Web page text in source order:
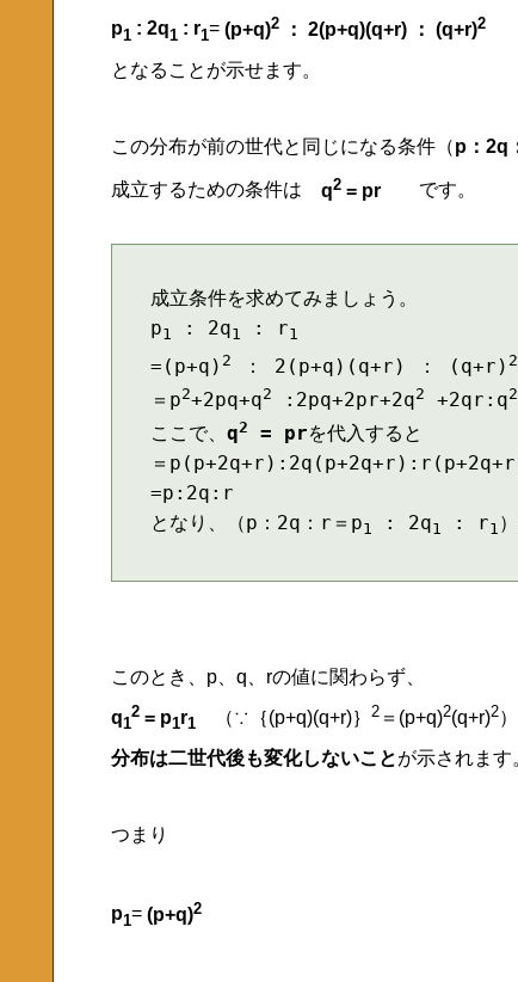
p1 : 2q1 : r1= (p+q)2 ： 2(p+q)(q+r) ： (q+r)2
となることが示せます。
この分布が前の世代と同じになる条件（p：2q
成立するための条件は q2 = pr です。
成立条件を求めてみましょう。
p1 : 2q1 : r1
=(p+q) 2 ： 2(p+q)(q+r) ： (q+r) 2
＝p2+2pq+q2 :2pq+2pr+2q2 +2qr:q2
ここで、 q2 = prを代入すると
＝
=p:2q:r
となり、（p：2q：r＝p1 : 2q1 : r1
このとき、p、q、rの値に関わらず、
q1
2 = p1r1 （∵｛(p+q)(q+r)｝ 2 ＝(p+q)2(q+r)2
分布は二世代後も変化しないことが示されます
つまり
p1= (p+q)2